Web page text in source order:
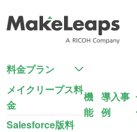
料金プラン
メイクリープス料
金
Salesforce版料
機
能
導入事
例